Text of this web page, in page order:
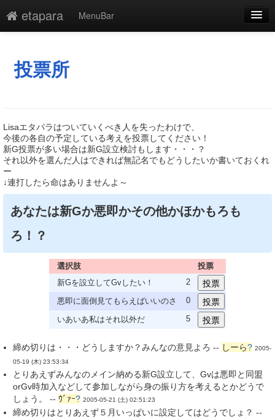
etapara
MenuBar
添付
最終更新
一覧
単語検索
投票所
Lisaエタパラはついていくべき人を失ったわけで、
今後の各自の予定している考えを投票してください！
新G投票が多い場合は新G設立検討もします・・・？
それ以外を選んだ人はできれば無記名でもどうしたいか書いておくれ
ー
↓連打したら命はありませんよ～
あなたは新Gか悪即かその他かほかもろも
ろ！？
選択肢
投票
新Gを設立してGvしたい！
2
悪即に面倒見てもらえばいいのさ 0
いあいあ私はそれ以外だ 5
締め切りは・・・どうしますか？みんなの意見よろ -- しーら? 2005-
05-19 (木) 23:53:34
とりあえずみんなのメイン納める新G設立して、Gvは悪即と同盟
orGv時加入などして参加しながら身の振り方を考えるとかどうで
しょう。 -- ｳﾞｧｰ? 2005-05-21 (土) 02:51:23
締め切りはとりあえず５月いっぱいに設定してはどうでしょ？ --